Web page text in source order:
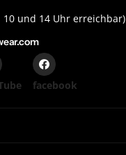
10 und 14 Uhr erreichbar)
facebook